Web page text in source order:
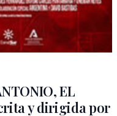
EL
y dirigida por